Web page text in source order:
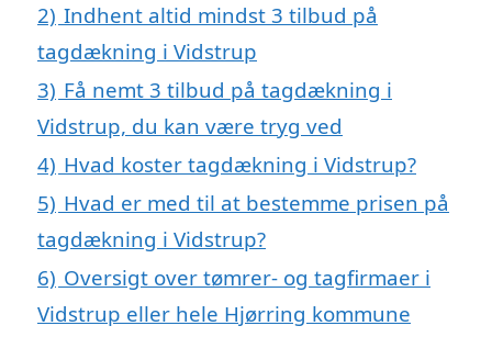
2) Indhent altid mindst 3 tilbud på
tagdækning i Vidstrup
3) Få nemt 3 tilbud på tagdækning i
Vidstrup, du kan være tryg ved
4) Hvad koster tagdækning i Vidstrup?
5) Hvad er med til at bestemme prisen på
tagdækning i Vidstrup?
6) Oversigt over tømrer- og tagfirmaer i
Vidstrup eller hele Hjørring kommune